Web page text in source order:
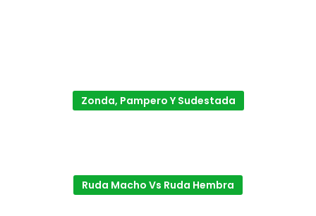
Zonda, Pampero Y Sudestada
Ruda Macho Vs Ruda Hembra